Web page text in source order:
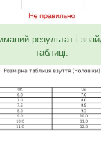
результат і
таблиці.